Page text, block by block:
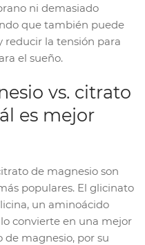
ni demasiado
que también puede
reducir la tensión para
el sueño.
vs. citrato
es mejor
de magnesio son
populares. El glicinato
un aminoácido
convierte en una mejor
de magnesio, por su